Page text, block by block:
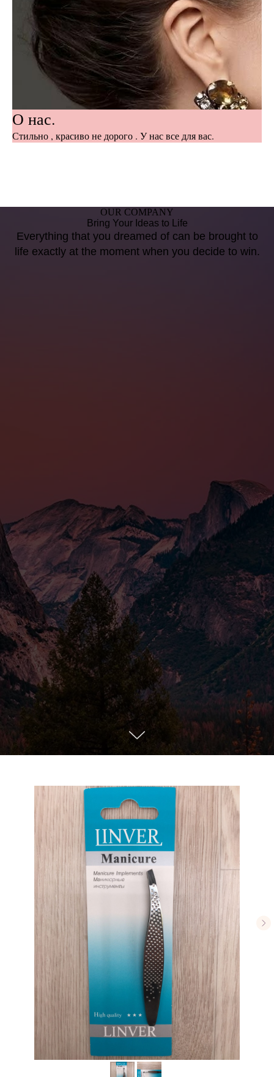
О нас.
Стильно , красиво не дорого . У нас все для вас.
OUR COMPANY
Bring Your Ideas to Life
Everything that you dreamed of can be brought to
life exactly at the moment when you decide to win.